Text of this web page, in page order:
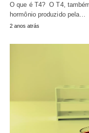
O que é T4? O T4,
hormônio produzido pela…
2 anos atrás